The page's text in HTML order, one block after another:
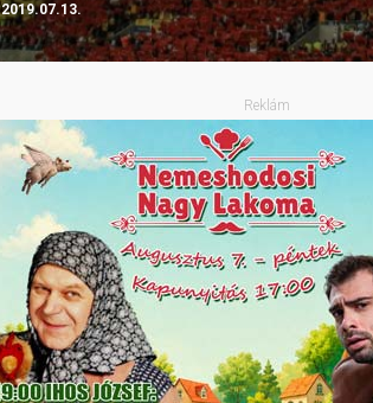
2019.07.13.
Reklám